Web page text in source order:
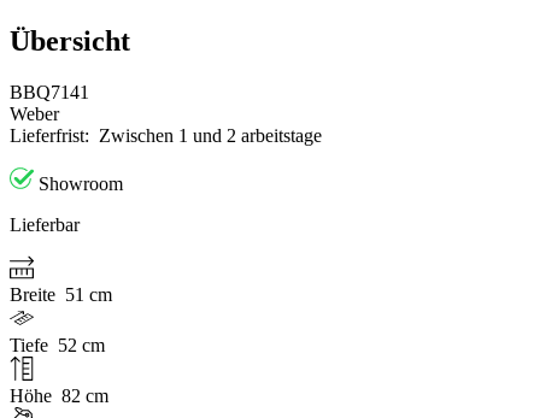
Übersicht
BBQ7141
Weber
Lieferfrist: Zwischen 1 und 2 arbeitstage
Showroom
Lieferbar
Breite 51 cm
Tiefe 52 cm
Höhe 82 cm